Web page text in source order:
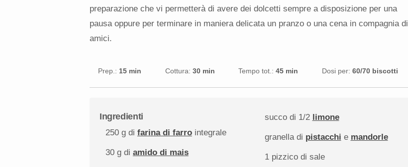
preparazione che vi permetterà di avere dei dolcetti sempre a disposizione per una
pausa oppure per terminare in maniera delicata un pranzo o una cena in compagnia di
amici.
Prep.: 15 min Cottura: 30 min Tempo tot.: 45 min Dosi per: 60/70 biscotti
Ingredienti
250 gdi farina di farrointegrale
30 gdi amido di mais
succo di 1/2 limone
granella di pistacchi e mandorle
1pizzico di sale